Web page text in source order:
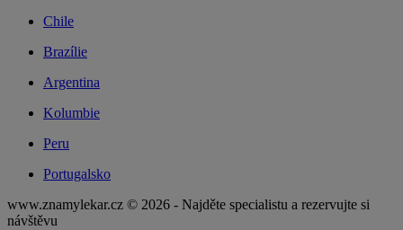
Chile
Brazílie
Argentina
Kolumbie
Peru
Portugalsko
www.znamylekar.cz © 2026 - Najděte specialistu a rezervujte si
návštěvu